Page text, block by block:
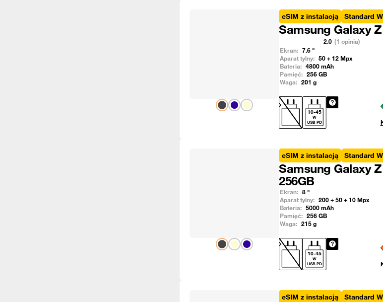
Pokaż następny
eSIM z instalacją Standard
Samsung Galaxy
2.0 (1 opinia)
Ekran: 7.6 "
Aparat tylny: 50 + 12Mpx
Bateria: 4800mAh
Pamięć: 256GB
Waga: 201 g
10-45
W
USB PD
Pokaż następny
eSIM z instalacją Standard
Samsung Galaxy
256GB
Ekran: 8 "
Aparat tylny: 200 + 50 + 10Mpx
Bateria: 5000mAh
Pamięć: 256GB
Waga: 215g
10-45
W
USB PD
eSIM z instalacją Standard